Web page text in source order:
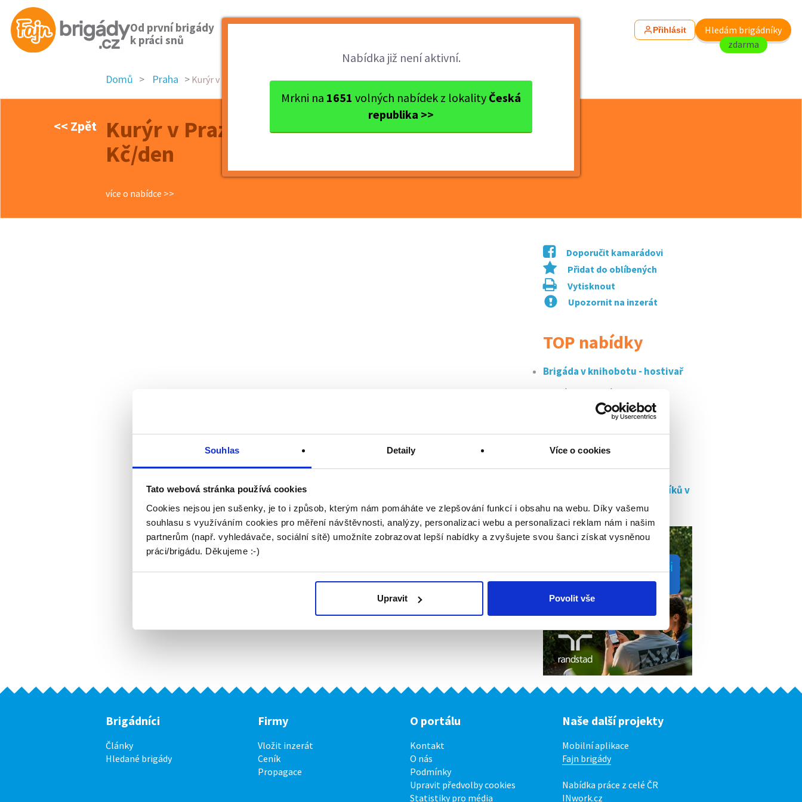
Souhlas Detaily Více o cookies
Tato webová stránka používá cookies
Cookies nejsou jen sušenky, je to i způsob, kterým nám pomáháte ve zlepšování funkcí i obsahu na webu. Díky vašemu
souhlasu s využíváním cookies pro měření návštěvnosti, analýzy, personalizaci webu a personalizaci reklam nám i našim
partnerům (např. vyhledávače, sociální sítě) umožníte zobrazovat lepší nabídky a zvyšujete svou šanci získat vysněnou
práci/brigádu. Děkujeme :-)
Upravit Povolit vše
Od první brigády
k práci snů
Přihlásit
Hledám brigádníky
zdarma
Nabídka již není aktivní.
Mrkni na 1651 volných nabídek z lokality Česká
republika >>
Domů Praha Kurýr v Praze a okolí: Výdě...
<< Zpět
Kurýr v Praze a okolí: Výdělek až 4 000
Kč/den
více o nabídce >>
Doporučit kamarádovi
Přidat do oblíbených
Vytisknout
Upozornit na inzerát
TOP nabídky
Brigáda v knihobotu - hostivař
Brigáda v mekáči u karlova
mostu - 150...
telefonista/ka online...
Klientský specialista
stávajících...
Chybíš nám v týmu brigádníků v
Brigádníci
Články
Hledané brigády
Firmy
Vložit inzerát
Ceník
Propagace
O portálu
Kontakt
O nás
Podmínky
Upravit předvolby cookies
Statistiky pro média
Naše další projekty
Mobilní aplikace
Fajn brigády
Nabídka práce z celé ČR
INwork.cz